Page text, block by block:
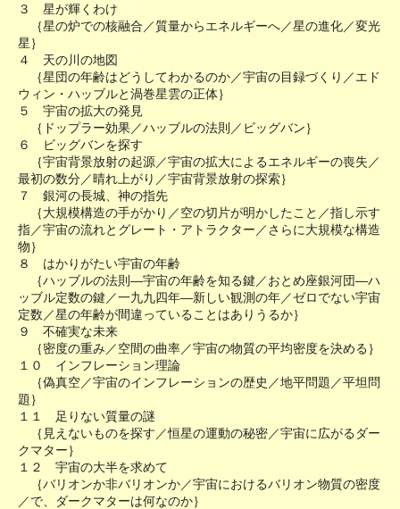
３ 星が輝くわけ
｛星の炉での核融合／質量からエネルギーへ／星の進化／変光
星｝
４ 天の川の地図
｛星団の年齢はどうしてわかるのか／宇宙の目録づくり／エド
ウィン・ハッブルと渦巻星雲の正体｝
５ 宇宙の拡大の発見
｛ドップラー効果／ハッブルの法則／ビッグバン｝
６ ビッグバンを探す
｛宇宙背景放射の起源／宇宙の拡大によるエネルギーの喪失／
最初の数分／晴れ上がり／宇宙背景放射の探索｝
７ 銀河の長城、神の指先
｛大規模構造の手がかり／空の切片が明かしたこと／指し示す
指／宇宙の流れとグレート・アトラクター／さらに大規模な構造
物｝
８ はかりがたい宇宙の年齢
｛ハッブルの法則―宇宙の年齢を知る鍵／おとめ座銀河団―ハ
ッブル定数の鍵／一九九四年―新しい観測の年／ゼロでない宇宙
定数／星の年齢が間違っていることはありうるか｝
９ 不確実な未来
｛密度の重み／空間の曲率／宇宙の物質の平均密度を決める｝
１０ インフレーション理論
｛偽真空／宇宙のインフレーションの歴史／地平問題／平坦問
題｝
１１ 足りない質量の謎
｛見えないものを探す／恒星の運動の秘密／宇宙に広がるダー
クマター｝
１２ 宇宙の大半を求めて
｛バリオンか非バリオンか／宇宙におけるバリオン物質の密度
／で、ダークマターは何なのか｝